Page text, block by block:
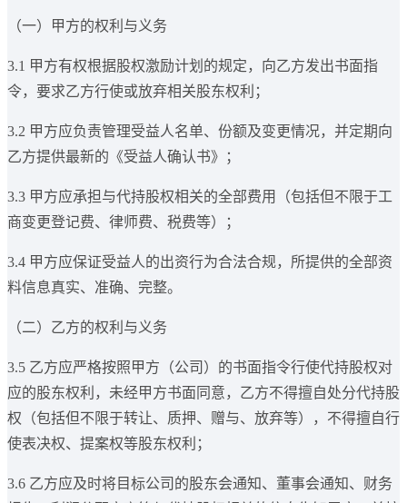
（一）甲方的权利与义务
3.1 甲方有权根据股权激励计划的规定，向乙方发出书面指
令，要求乙方行使或放弃相关股东权利；
3.2 甲方应负责管理受益人名单、份额及变更情况，并定期向
乙方提供最新的《受益人确认书》；
3.3 甲方应承担与代持股权相关的全部费用（包括但不限于工
商变更登记费、律师费、税费等）；
3.4 甲方应保证受益人的出资行为合法合规，所提供的全部资
料信息真实、准确、完整。
（二）乙方的权利与义务
3.5 乙方应严格按照甲方（公司）的书面指令行使代持股权对
应的股东权利，未经甲方书面同意，乙方不得擅自处分代持股
权（包括但不限于转让、质押、赠与、放弃等），不得擅自行
使表决权、提案权等股东权利；
3.6 乙方应及时将目标公司的股东会通知、董事会通知、财务